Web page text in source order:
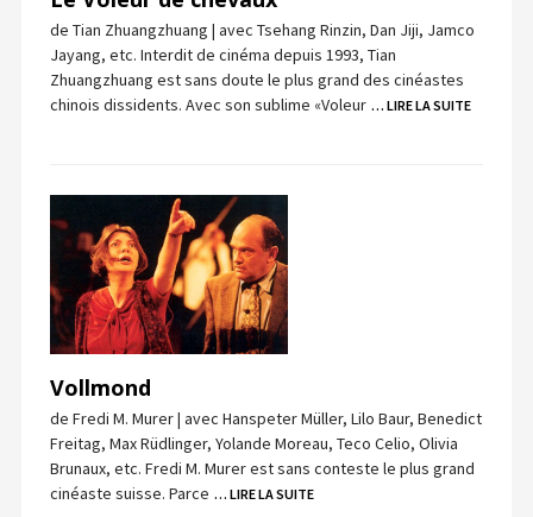
de Tian Zhuangzhuang | avec Tsehang Rinzin, Dan Jiji, Jamco
Jayang, etc. Interdit de cinéma depuis 1993, Tian
Zhuangzhuang est sans doute le plus grand des cinéastes
chinois dissidents. Avec son sublime «Voleur … LIRE LA SUITE
Vollmond
de Fredi M. Murer | avec Hanspeter Müller, Lilo Baur, Benedict
Freitag, Max Rüdlinger, Yolande Moreau, Teco Celio, Olivia
Brunaux, etc. Fredi M. Murer est sans conteste le plus grand
cinéaste suisse. Parce … LIRE LA SUITE